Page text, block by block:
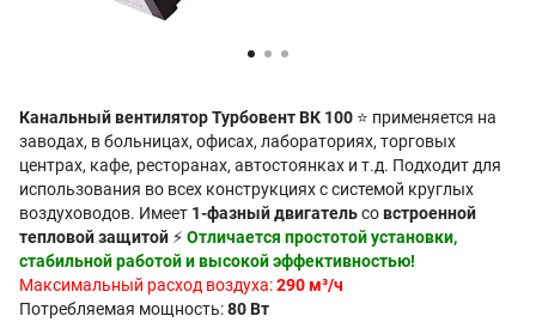
Канальный вентилятор Турбовент ВК 100 ⭐ применяется на
заводах, в больницах, офисах, лабораториях, торговых
центрах, кафе, ресторанах, автостоянках и т.д. Подходит для
использования во всех конструкциях с системой круглых
воздуховодов. Имеет 1-фазный двигательсовстроенной
тепловой защитой ⚡ Отличается простотой установки,
стабильной работой и высокой эффективностью!
Максимальный расход воздуха:290 м³/ч
Потребляемая мощность:80 Вт